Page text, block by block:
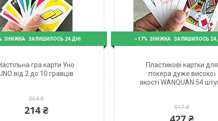
ЗАЛИШИЛОСЬ 24 ДНІ
гра карти Уно
від 2 до 10 гравців
304 ₴
214 ₴
–17% ЗАЛИШИЛОСЬ 24
Пластикові картки для
покера дуже високої
якості WANQUAN 54
517 ₴